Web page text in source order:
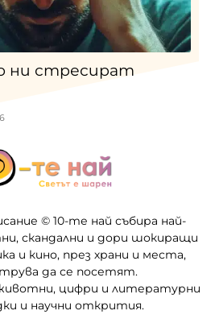
ни стресират
© 10-те най събира най-
скандални и дори шокиращи
и кино, през храни и места,
да се посетят.
цифри и литературни
и научни открития.